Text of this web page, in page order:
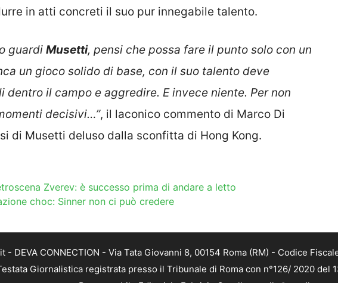
in atti concreti il suo pur innegabile talento.
guardi Musetti, pensi che possa fare il punto solo con un
un gioco solido di base, con il suo talento deve
dentro il campo e aggredire. E invece niente. Per non
decisivi…”, il laconico commento di Marco Di
di Musetti deluso dalla sconfitta di Hong Kong.
Zverev: è successo prima di andare a letto
choc: Sinner non ci può credere
- DEVA CONNECTION - Via Tata Giovanni 8, 00154 Roma (RM) - Codice
Giornalistica registrata presso il Tribunale di Roma con n°126/ 2020 del